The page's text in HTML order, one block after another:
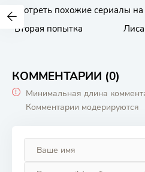
Смотреть похожие сериалы
Вторая попытка
Лиса
КОММЕНТАРИИ (0)
Минимальная длина
Комментарии модерируются